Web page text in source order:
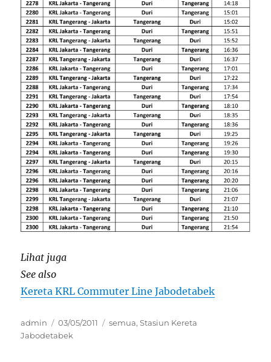
Lihat juga
See also
Kereta KRL Commuter Line Jabodetabek
Author
admin
Posted
on
03/05/2011 Categories
semua,Stasiun Kereta
Jabodetabek